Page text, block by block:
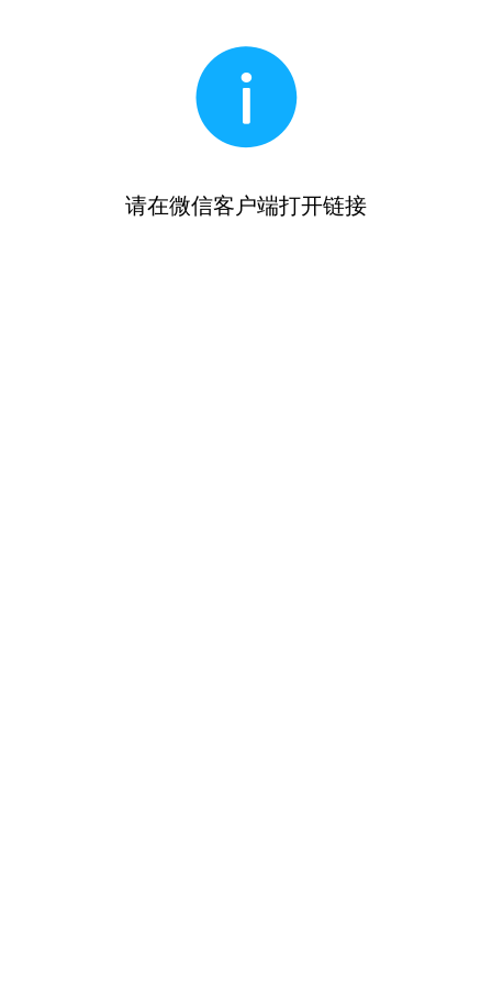
请在微信客户端打开链接